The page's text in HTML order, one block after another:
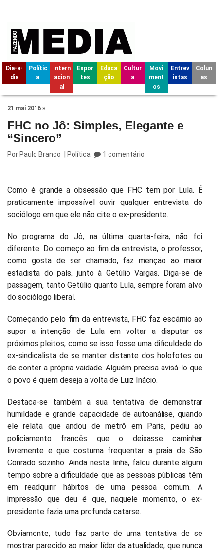
Dia-a-
dia
Polític
a
Intern
acion
al
Espor
tes
Educa
ção
Cultur
a
Movi
ment
os
Entrev
istas
Colun
as
21 mai 2016 »
FHC no Jô: Simples, Elegante e
“Sincero”
PorPaulo Branco | Política 1 comentário
Como é grande a obsessão que FHC tem por Lula. É
praticamente impossível ouvir qualquer entrevista do
sociólogo em que ele não cite o ex-presidente.
No programa do Jô, na última quarta-feira, não foi
diferente. Do começo ao fim da entrevista, o professor,
como gosta de ser chamado, faz menção ao maior
estadista do país, junto à Getúlio Vargas. Diga-se de
passagem, tanto Getúlio quanto Lula, sempre foram alvo
do sociólogo liberal.
Começando pelo fim da entrevista, FHC faz escárnio ao
supor a intenção de Lula em voltar a disputar os
próximos pleitos, como se isso fosse uma dificuldade do
ex-sindicalista de se manter distante dos holofotes ou
de conter a própria vaidade. Alguém precisa avisá-lo que
o povo é quem deseja a volta de Luiz Inácio.
Destaca-se também a sua tentativa de demonstrar
humildade e grande capacidade de autoanálise, quando
ele relata que andou de metrô em Paris, pediu ao
policiamento francês que o deixasse caminhar
livremente e que costuma frequentar a praia de São
Conrado sozinho. Ainda nesta linha, falou durante algum
tempo sobre a dificuldade que as pessoas públicas têm
em readquirir hábitos de uma pessoa comum. A
impressão que deu é que, naquele momento, o ex-
presidente fazia uma profunda catarse.
Obviamente, tudo faz parte de uma tentativa de se
mostrar parecido ao maior líder da atualidade, que nunca